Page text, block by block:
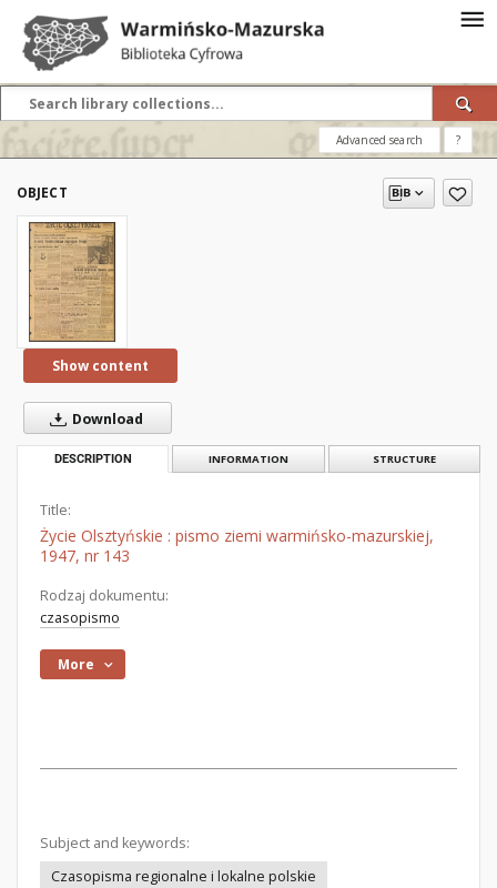
Advanced search ?
OBJECT
Show content
Download
DESCRIPTION INFORMATION STRUCTURE
Title:
Życie Olsztyńskie : pismo ziemi warmińsko-mazurskiej,
1947, nr 143
Rodzaj dokumentu:
czasopismo
More
Subject and keywords:
Czasopisma regionalne i lokalne polskie